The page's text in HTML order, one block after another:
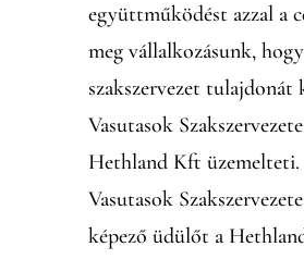
együttműködést azzal a
meg vállalkozásunk,
szakszervezet tulajdonát
Vasutasok
Hethland Kft
Vasutasok
képező üdülőt a